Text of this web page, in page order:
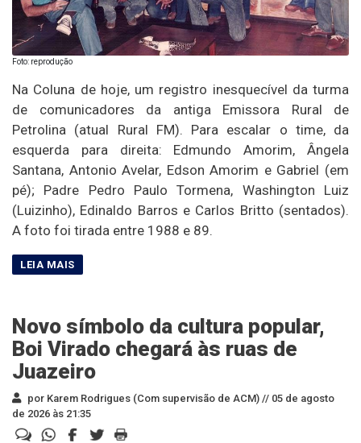
Foto: reprodução
Na Coluna de hoje, um registro inesquecível da turma
de comunicadores da antiga Emissora Rural de
Petrolina (atual Rural FM). Para escalar o time, da
esquerda para direita: Edmundo Amorim, Ângela
Santana, Antonio Avelar, Edson Amorim e Gabriel (em
pé); Padre Pedro Paulo Tormena, Washington Luiz
(Luizinho), Edinaldo Barros e Carlos Britto (sentados).
A foto foi tirada entre 1988 e 89.
Novo símbolo da cultura popular,
Boi Virado chegará às ruas de
Juazeiro
por Karem Rodrigues (Com supervisão de ACM) // 05 de agosto
de 2026 às 21:35